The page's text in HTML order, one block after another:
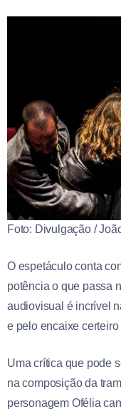
Foto: Divulgação /
O espetáculo conta
potência o que passa
audiovisual é incrível
e pelo encaixe
Uma crítica que pode
na composição da
personagem Ofélia